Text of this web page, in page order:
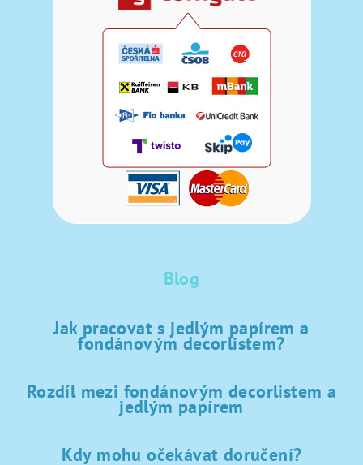
Blog
Jak pracovat s jedlým papírem a
fondánovým decorlistem?
Rozdíl mezi fondánovým decorlistem a
jedlým papírem
Kdy mohu očekávat doručení?